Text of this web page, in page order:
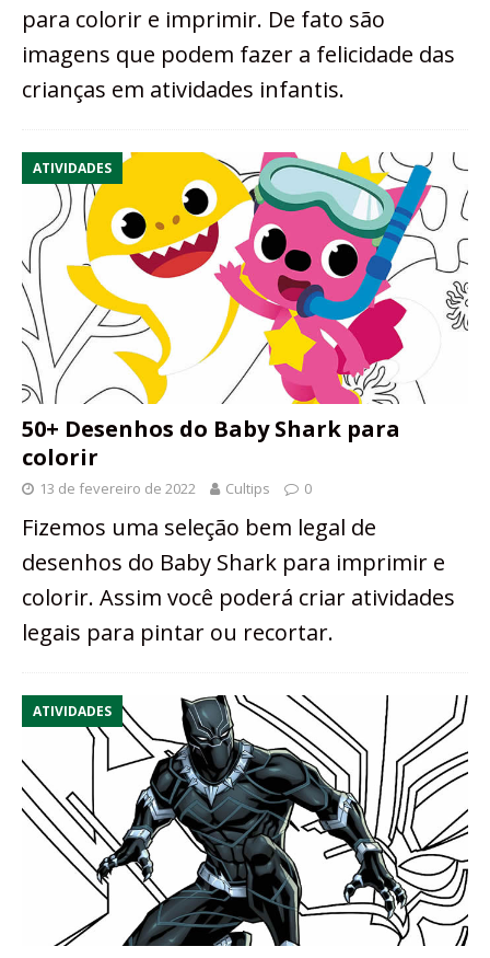
para colorir e imprimir. De fato são
imagens que podem fazer a felicidade das
crianças em atividades infantis.
ATIVIDADES
50+ Desenhos do Baby Shark para
colorir
13 de fevereiro de 2022 Cultips 0
Fizemos uma seleção bem legal de
desenhos do Baby Shark para imprimir e
colorir. Assim você poderá criar atividades
legais para pintar ou recortar.
ATIVIDADES